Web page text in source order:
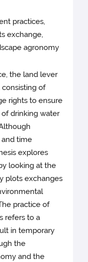
practices,
exchange,
agronomy
the land lever
of
rights to ensure
drinking water
and time
explores
looking at the
plots exchanges
practice of
refers to a
in temporary
the
and the